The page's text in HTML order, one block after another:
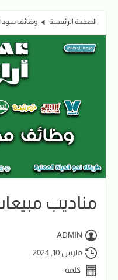
الصفحة الرئيسية وظائف
مناديب
ADMIN
مارس 10, 2024
كلمة